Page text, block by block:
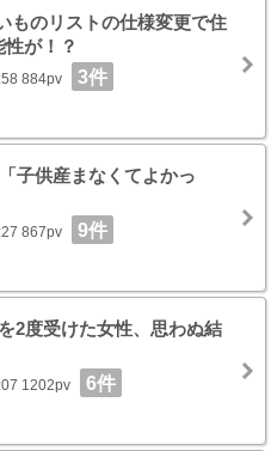
ものリストの仕様変更で住
が！？
884pv 3件
子供産まなくてよかっ
867pv 9件
2度受けた女性、思わぬ結
1202pv 6件